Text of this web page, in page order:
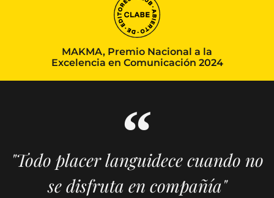
MAKMA, Premio Nacional a la
Excelencia en Comunicación 2024
"Todo placer languidece cuando no
se disfruta en compañía"